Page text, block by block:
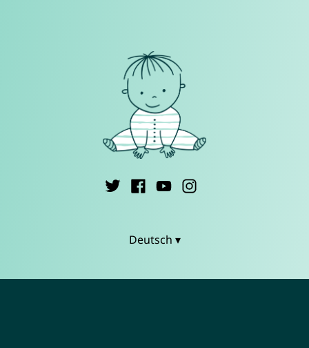
Deutsch ▾